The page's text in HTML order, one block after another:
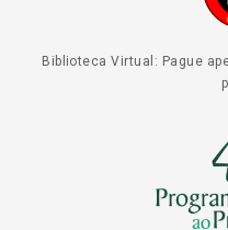
Biblioteca Virtual: Pague